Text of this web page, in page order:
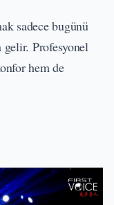
sadece bugünü
Profesyonel
hem de